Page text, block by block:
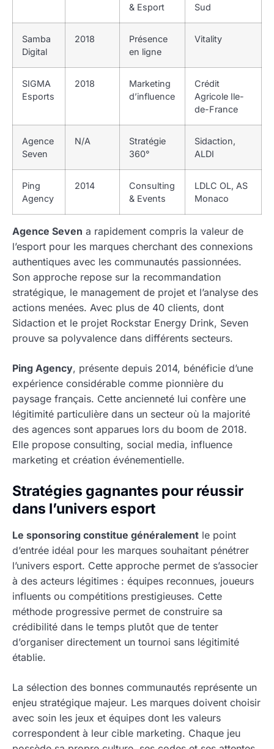
& Esport
Sud
Samba
Digital
2018
Présence
en ligne
Vitality
SIGMA
Esports
2018
Marketing
d’influence
Crédit
Agricole Ile-
de-France
Agence
Seven
N/A
Stratégie
360°
Sidaction,
ALDI
Ping
Agency
2014
Consulting
& Events
LDLC OL, AS
Monaco
Agence Seven a rapidement compris la valeur de
l’esport pour les marques cherchant des connexions
authentiques avec les communautés passionnées.
Son approche repose sur la recommandation
stratégique, le management de projet et l’analyse des
actions menées. Avec plus de 40 clients, dont
Sidaction et le projet Rockstar Energy Drink, Seven
prouve sa polyvalence dans différents secteurs.
Ping Agency, présente depuis 2014, bénéficie d’une
expérience considérable comme pionnière du
paysage français. Cette ancienneté lui confère une
légitimité particulière dans un secteur où la majorité
des agences sont apparues lors du boom de 2018.
Elle propose consulting, social media, influence
marketing et création événementielle.
Stratégies gagnantes pour réussir
dans l’univers esport
Le sponsoring constitue généralement le point
d’entrée idéal pour les marques souhaitant pénétrer
l’univers esport. Cette approche permet de s’associer
à des acteurs légitimes : équipes reconnues, joueurs
influents ou compétitions prestigieuses. Cette
méthode progressive permet de construire sa
crédibilité dans le temps plutôt que de tenter
d’organiser directement un tournoi sans légitimité
établie.
La sélection des bonnes communautés représente un
enjeu stratégique majeur. Les marques doivent choisir
avec soin les jeux et équipes dont les valeurs
correspondent à leur cible marketing. Chaque jeu